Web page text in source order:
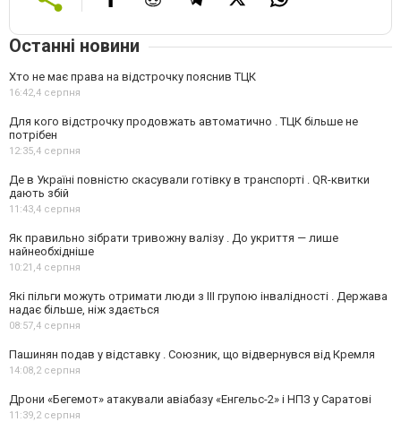
Останні новини
Хто не має права на відстрочку пояснив ТЦК
16:42,4 серпня
Для кого відстрочку продовжать автоматично . ТЦК більше не
потрібен
12:35,4 серпня
Де в Україні повністю скасували готівку в транспорті . QR-квитки
дають збій
11:43,4 серпня
Як правильно зібрати тривожну валізу . До укриття — лише
найнеобхідніше
10:21,4 серпня
Які пільги можуть отримати люди з III групою інвалідності . Держава
надає більше, ніж здається
08:57,4 серпня
Пашинян подав у відставку . Союзник, що відвернувся від Кремля
14:08,2 серпня
Дрони «Бегемот» атакували авіабазу «Енгельс-2» і НПЗ у Саратові
11:39,2 серпня